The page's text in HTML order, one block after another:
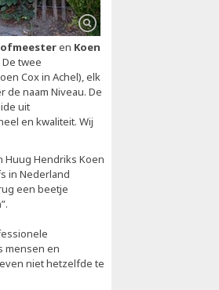
en Koen
twee
Cox in Achel), elk
naam Niveau. De
uit
en kwaliteit. Wij
Huug Hendriks Koen
in Nederland
een beetje
mensen en
niet hetzelfde te